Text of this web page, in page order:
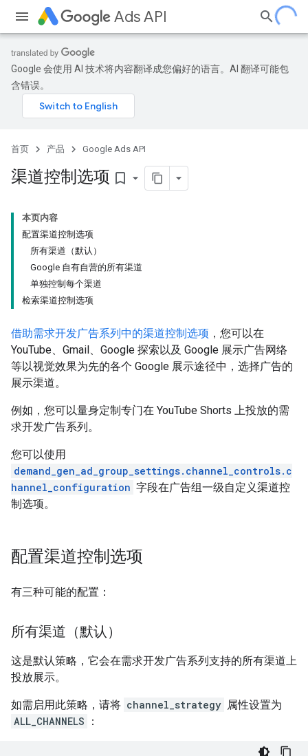
Ads API
Google 会使用 AI 技术将内容翻译成您偏好的语言。AI 翻译可能包
含错误。
首页 产品 Google Ads API
渠道控制选项 bookmark_border
本页内容
配置渠道控制选项
所有渠道（默认）
Google 自有自营的所有渠道
单独控制每个渠道
检索渠道控制选项
借助需求开发广告系列中的渠道控制选项 ，您可以在
YouTube、Gmail、Google 探索以及 Google 展示广告网络
等以视觉效果为先的各个 Google 展示途径中，选择广告的
展示渠道。
例如，您可以量身定制专门在 YouTube Shorts 上投放的需
求开发广告系列。
您可以使用
demand_gen_ad_group_settings.channel_controls.c
hannel_configuration 字段在广告组一级自定义渠道控
制选项。
配置渠道控制选项
有三种可能的配置：
所有渠道（默认）
这是默认策略，它会在需求开发广告系列支持的所有渠道上
投放展示。
如需启用此策略，请将 channel_strategy 属性设置为
ALL_CHANNELS
：